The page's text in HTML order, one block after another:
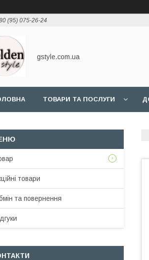
(95) 075-26-24
gstyle.com.ua
ТОВАРИ ТА ПОСЛУГИ
товари
та повернення